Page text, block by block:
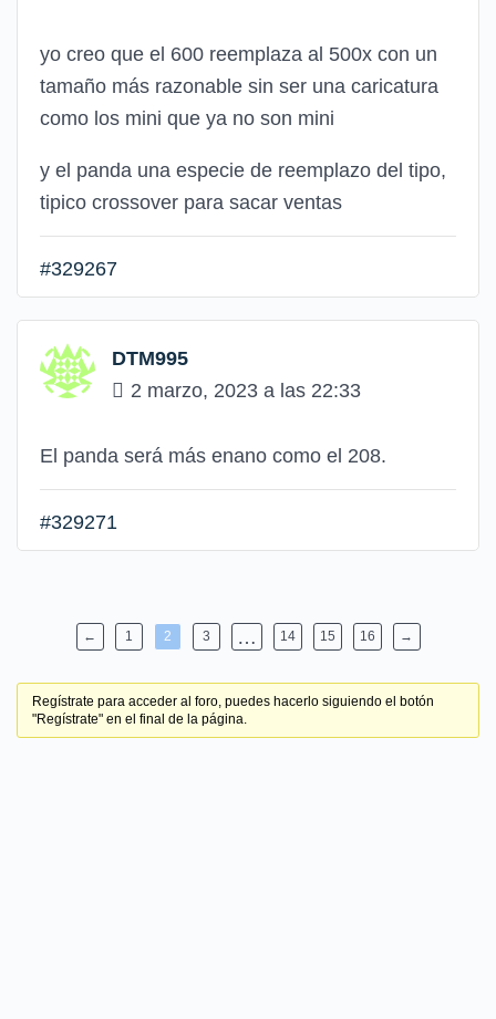
yo creo que el 600 reemplaza al 500x con un
tamaño más razonable sin ser una caricatura
como los mini que ya no son mini
y el panda una especie de reemplazo del tipo,
tipico crossover para sacar ventas
#329267
DTM995
2 marzo, 2023 a las 22:33
El panda será más enano como el 208.
#329271
← 1 2 3 … 14 15 16 →
Regístrate para acceder al foro, puedes hacerlo siguiendo el botón
"Regístrate" en el final de la página.